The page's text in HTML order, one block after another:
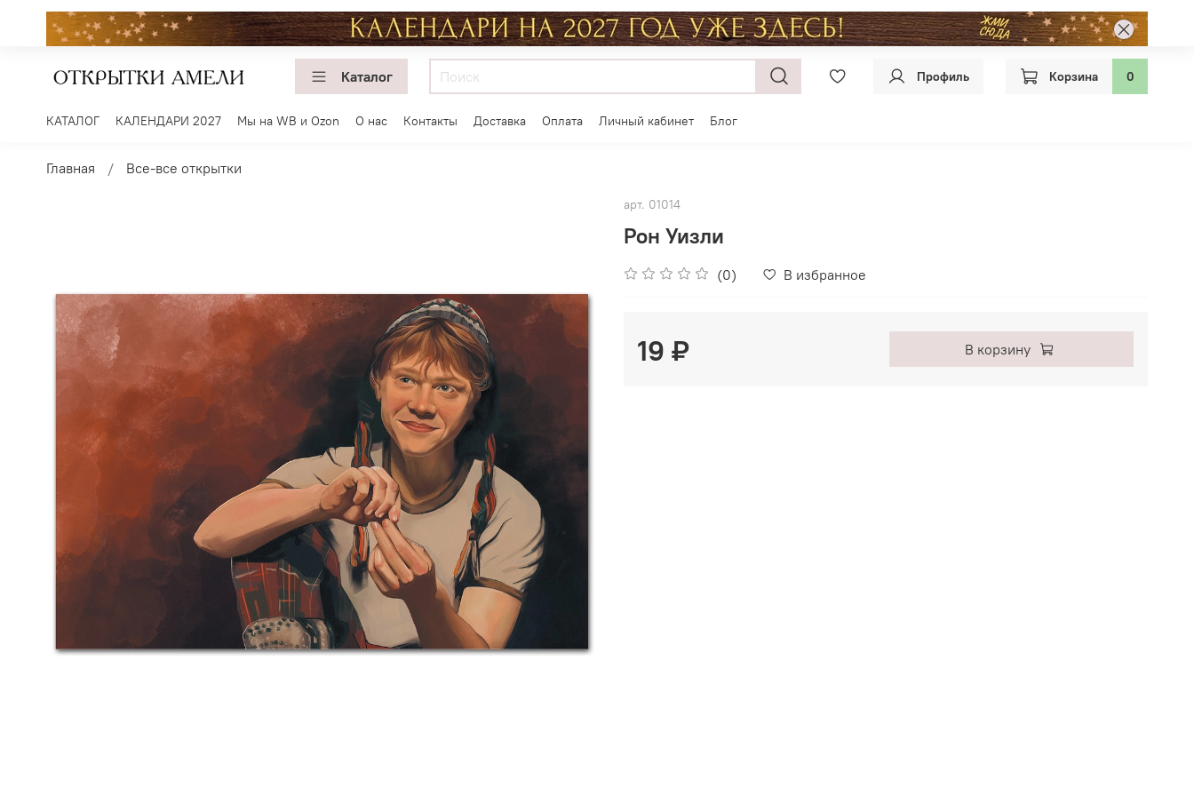
Каталог Профиль Корзина 0
КАТАЛОГ КАЛЕНДАРИ 2027 Мы на WB и Ozon О нас Контакты Доставка Оплата Личный кабинет Блог
Главная Все-все открытки
арт. 01014
Рон Уизли
(0) В избранное
19 ₽ В корзину